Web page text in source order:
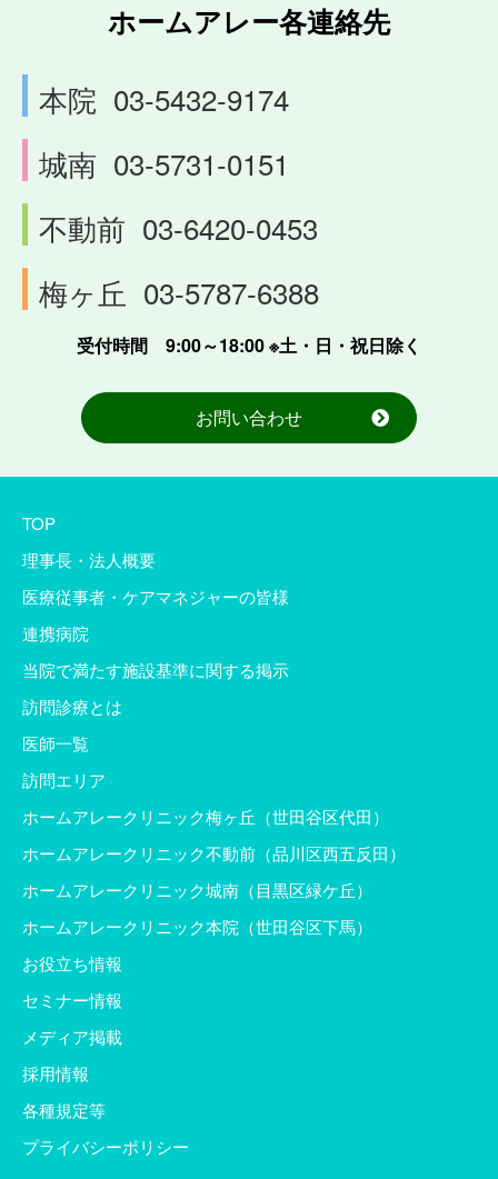
ホームアレー各連絡先
本院 03-5432-9174
城南 03-5731-0151
不動前 03-6420-0453
梅ヶ丘 03-5787-6388
受付時間 9:00～18:00 ※土・日・祝日除く
お問い合わせ
TOP
理事長・法人概要
医療従事者・ケアマネジャーの皆様
連携病院
当院で満たす施設基準に関する掲示
訪問診療とは
医師一覧
訪問エリア
ホームアレークリニック梅ヶ丘（世田谷区代田）
ホームアレークリニック不動前（品川区西五反田）
ホームアレークリニック城南（目黒区緑ケ丘）
ホームアレークリニック本院（世田谷区下馬）
お役立ち情報
セミナー情報
メディア掲載
採用情報
各種規定等
プライバシーポリシー